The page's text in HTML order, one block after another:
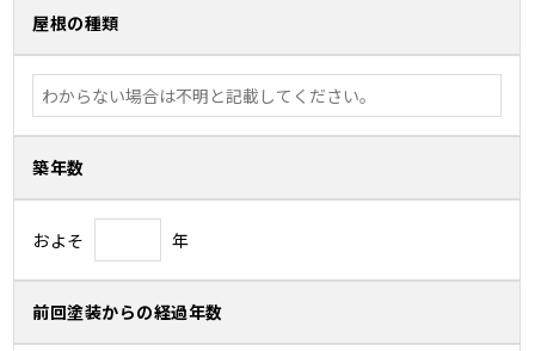
屋根の種類
築年数
およそ 年
前回塗装からの経過年数